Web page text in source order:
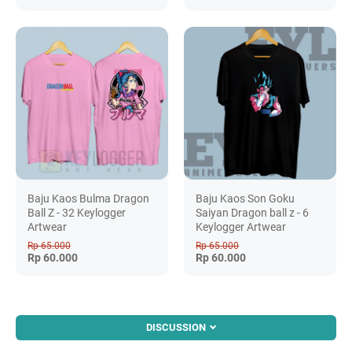
Baju Kaos Bulma Dragon
Ball Z - 32 Keylogger
Artwear
Rp 65.000
Rp 60.000
Baju Kaos Son Goku
Saiyan Dragon ball z - 6
Keylogger Artwear
Rp 65.000
Rp 60.000
DISCUSSION